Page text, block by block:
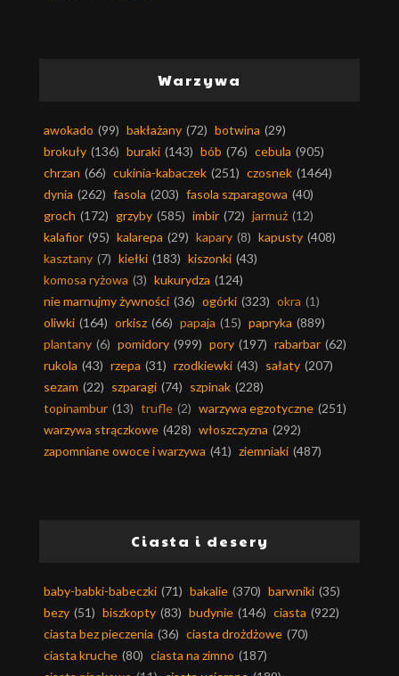
Warzywa
awokado (99) bakłażany (72) botwina (29)
brokuły (136) buraki (143) bób (76) cebula (905)
chrzan (66) cukinia-kabaczek (251) czosnek (1464)
dynia (262) fasola (203) fasola szparagowa (40)
groch (172) grzyby (585) imbir (72) jarmuż (12)
kalafior (95) kalarepa (29) kapary (8) kapusty (408)
kasztany (7) kiełki (183) kiszonki (43)
komosa ryżowa (3) kukurydza (124)
nie marnujmy żywności (36) ogórki (323) okra (1)
oliwki (164) orkisz (66) papaja (15) papryka (889)
plantany (6) pomidory (999) pory (197) rabarbar (62)
rukola (43) rzepa (31) rzodkiewki (43) sałaty (207)
sezam (22) szparagi (74) szpinak (228)
topinambur (13) trufle (2) warzywa egzotyczne (251)
warzywa strączkowe (428) włoszczyzna (292)
zapomniane owoce i warzywa (41) ziemniaki (487)
Ciasta i desery
baby-babki-babeczki (71) bakalie (370) barwniki (35)
bezy (51) biszkopty (83) budynie (146) ciasta (922)
ciasta bez pieczenia (36) ciasta drożdżowe (70)
ciasta kruche (80) ciasta na zimno (187)